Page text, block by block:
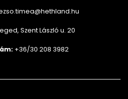
Szent László u. 20
+36/30 208 3982